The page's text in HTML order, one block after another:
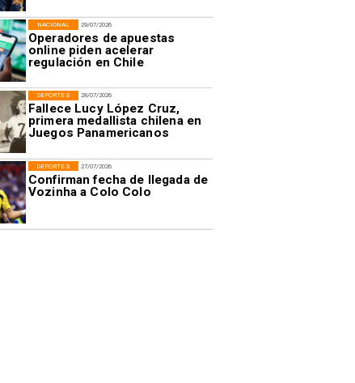
29/07/2026
Operadores de apuestas
online piden acelerar
regulación en Chile
NACIONAL
28/07/2026
Fallece Lucy López Cruz,
primera medallista chilena en
Juegos Panamericanos
DEPORTES
27/07/2026
Confirman fecha de llegada de
Vozinha a Colo Colo
DEPORTES